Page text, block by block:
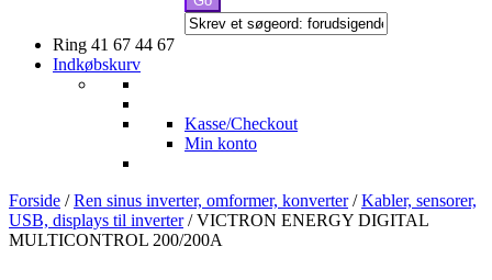
Ring 41 67 44 67
Indkøbskurv
Kasse/Checkout
Min konto
Forside /Ren sinus inverter, omformer, konverter/Kabler, sensorer,
USB, displays til inverter/ VICTRON ENERGY DIGITAL
MULTICONTROL 200/200A